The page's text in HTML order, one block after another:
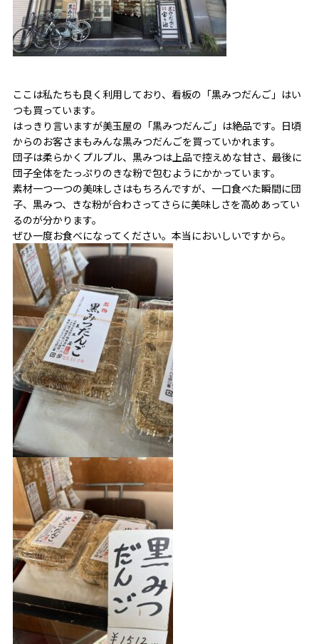
ここは私たちも良く利用しており、看板の「黒みつだんご」はい
つも買っています。
はっきり言いますが美玉屋の「黒みつだんご」は絶品です。日頃
からのお客さまもみんな黒みつだんごを買っていかれます。
団子は柔らかくプルプル、黒みつは上品で控えめな甘さ、最後に
団子全体をたっぷりのきな粉で包むようにかかっています。
素材一つ一つの美味しさはもちろんですが、一口食べた瞬間に団
子、黒みつ、きな粉が合わさってさらに美味しさを高めあってい
るのが分かります。
ぜひ一度お食べになってください。本当においしいですから。